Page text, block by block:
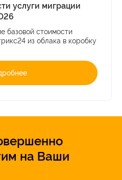
услуги миграции
базовой стоимости
из облака в коробку
на Ваши